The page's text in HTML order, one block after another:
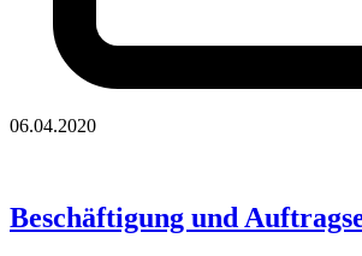
06.04.2020
Beschäftigung und